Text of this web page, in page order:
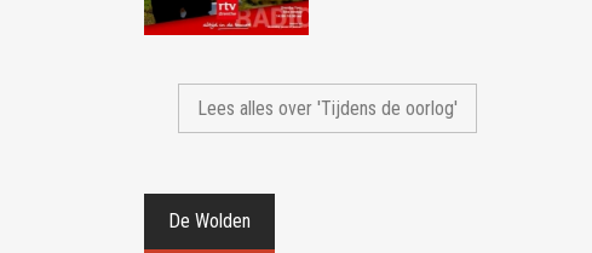
Lees alles over 'Tijdens de oorlog'
De Wolden